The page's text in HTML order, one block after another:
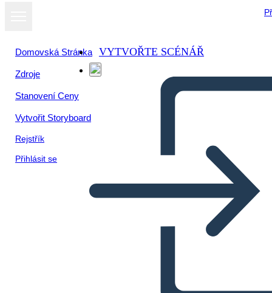
Domovská Stránka
Zdroje
Stanovení Ceny
Vytvořit Storyboard
Rejstřík
Přihlásit se
VYTVOŘTE SCÉNÁŘ